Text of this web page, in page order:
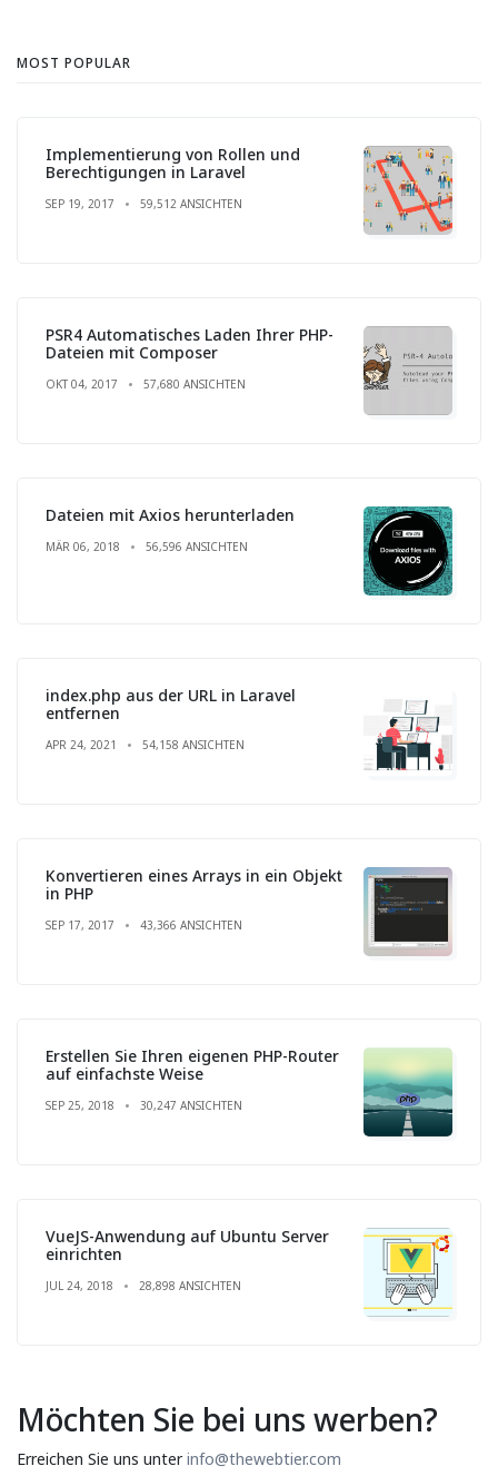
MOST POPULAR
Implementierung von Rollen und
Berechtigungen in Laravel
SEP 19, 2017 59,512 ANSICHTEN
PSR4 Automatisches Laden Ihrer PHP-
Dateien mit Composer
OKT 04, 2017 57,680 ANSICHTEN
Dateien mit Axios herunterladen
MÄR 06, 2018 56,596 ANSICHTEN
index.php aus der URL in Laravel
entfernen
APR 24, 2021 54,158 ANSICHTEN
Konvertieren eines Arrays in ein Objekt
in PHP
SEP 17, 2017 43,366 ANSICHTEN
Erstellen Sie Ihren eigenen PHP-Router
auf einfachste Weise
SEP 25, 2018 30,247 ANSICHTEN
VueJS-Anwendung auf Ubuntu Server
einrichten
JUL 24, 2018 28,898 ANSICHTEN
Möchten Sie bei uns werben?
Erreichen Sie uns unterinfo@thewebtier.com